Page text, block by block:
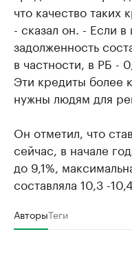
что качество
- сказал он. - Если
задолженность
в частности, в РБ -
Эти кредиты более
нужны людям для
Он отметил, что
сейчас, в начале
до 9,1%,
составляла 10,3 -
АвторыТеги